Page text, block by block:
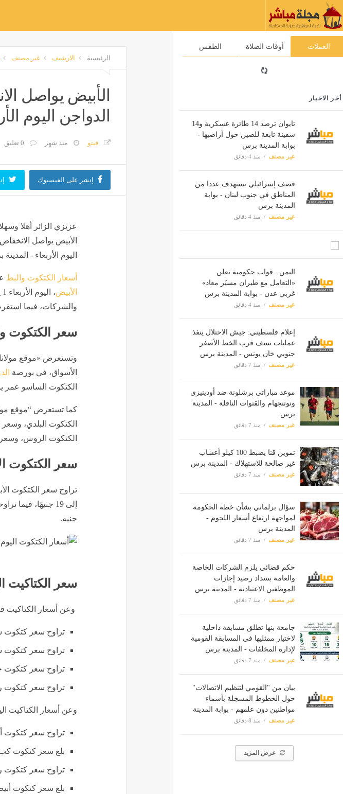
العملات أوقات الصلاة الطقس
أخر الاخبار
تايوان ترصد 14 طائرة عسكرية و14
سفينة تابعة للصين حول أراضيها -
بوابة المدينة برس
غير مصنف منذ 4 دقائق
قصف إسرائيلي يستهدف عددا من
المناطق في جنوب لبنان - بوابة
المدينة برس
غير مصنف منذ 4 دقائق
اليمن.. قوات حكومية تعلن
«التعامل مع طيران مسيّر معاد»
غربي عدن - بوابة المدينة برس
غير مصنف منذ 4 دقائق
إعلام فلسطيني: جيش الاحتلال ينفذ
عمليات نسف قرب الخط الأصفر
جنوبي خان يونس - المدينة برس
غير مصنف منذ 7 دقائق
موعد مباراتي برشلونة ضد أودينيزي
ونوتنجهام والقتوات الناقلة - المدينة
برس
غير مصنف منذ 7 دقائق
تموين قنا يضبط 100 كيلو أعشاب
غير صالحة للاستهلاك - المدينة برس
غير مصنف منذ 7 دقائق
سؤال برلماني بشأن خطة الحكومة
لمواجهة ارتفاع أسعار اللحوم -
المدينة برس
غير مصنف منذ 7 دقائق
حكم قضائي يلزم الشركات الخاصة
والعامة بسداد رصيد إجازات
الموظفين الاعتيادية - المدينة برس
غير مصنف منذ 7 دقائق
جامعة بنها تطلق مسابقة داخلية
لاختيار ممثليها في المسابقة القومية
لإدارة المخلفات - المدينة برس
غير مصنف منذ 7 دقائق
بيان من "القومي لتنظيم الاتصالات"
حول الخطوط المسجلة بأسماء
مواطنين دون علمهم - بوابة المدينة
غير مصنف منذ 8 دقائق
عرض المزيد
الرئيسية الارشيف غير مصنف
الأبيض يواصل
الدواجن اليوم
فيتو منذ شهر 0 تعليق
إنشر على الفيسبوك
عزيزي الزائر أهلا
الأبيض يواصل
اليوم الأربعاء -
أسعار الكتكوت والبط
الأبيض
والشركات، فيما
سعر الكتكوت
وتستعرض «موقع
الأسواق، في بورصة
الكتكوت الساسو عمر
كما تستعرض “موقع
الكتكوت البلدي،
الكتكوت الروس،
سعر الكتكوت
إلى 19 جنيهًا، فيما تراوحت أسعار الكتكوت الأبيض قطعان بين 3 و3
جنيه.
سعر الكتاكيت
وعن أسعار الكتاكيت
تراوح سعر كتكوت ساسو بيور
تراوح سعر كتكوت ساسو عمر
تراوح سعر كتكوت جيل ثاني بين 9
تراوح سعر كتكوت روزي بيور
وعن أسعار الكتاكيت
تراوح سعر كتكوت أربو بين
بلغ سعر كتكوت كب نحو 13 جنيهًا، بانخفاض جنيهين
تراوح سعر كتكوت روس /
بلغ سعر كتكوت أبيض نحو 10 جنيهات، بانخفاض 5